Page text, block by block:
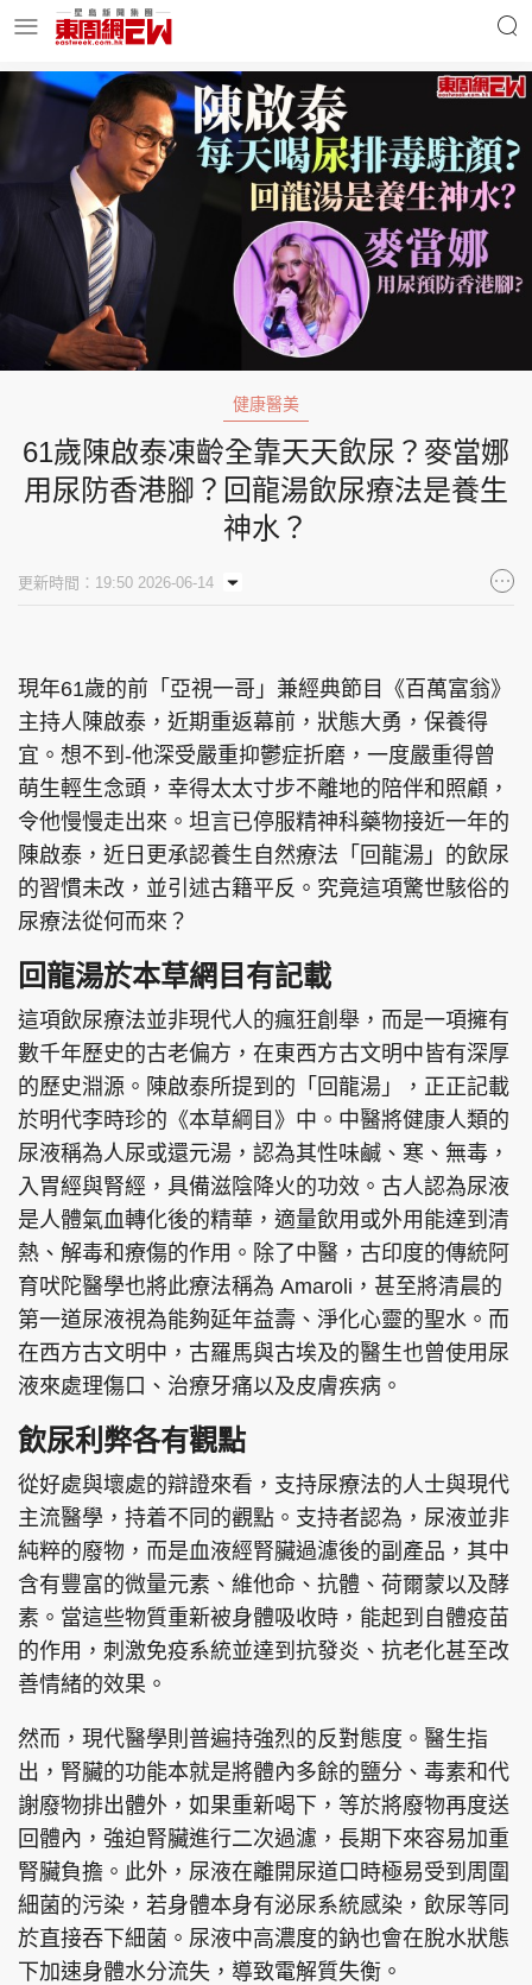
明星名人 時事財經
東周Ladies 優享生活
東周食玩通 會員活動
玄學靈異 東周專欄
東周刊 cazbuyer 東Touch
PCM 電腦廣場 星島頭條 星島日報
頭條日報
親子王 Oh!爸媽 JobMarket
頭條搵工 EDUPLUS
關於我們
聯絡我們
隱私政策聲明
使用條款
版權及免責聲明
©Eastweek.com.hk. All rights reserved.
健康醫美
61歲陳啟泰凍齡全靠天天飲尿？麥當娜
用尿防香港腳？回龍湯飲尿療法是養生
神水？
更新時間：19:50 2026-06-14
現年61歲的前「亞視一哥」兼經典節目《百萬富翁》
主持人陳啟泰，近期重返幕前，狀態大勇，保養得
宜。想不到-他深受嚴重抑鬱症折磨，一度嚴重得曾
萌生輕生念頭，幸得太太寸步不離地的陪伴和照顧，
令他慢慢走出來。坦言已停服精神科藥物接近一年的
陳啟泰，近日更承認養生自然療法「回龍湯」的飲尿
的習慣未改，並引述古籍平反。究竟這項驚世駭俗的
尿療法從何而來？
回龍湯於本草網目有記載
這項飲尿療法並非現代人的瘋狂創舉，而是一項擁有
數千年歷史的古老偏方，在東西方古文明中皆有深厚
的歷史淵源。陳啟泰所提到的「回龍湯」，正正記載
於明代李時珍的《本草綱目》中。中醫將健康人類的
尿液稱為人尿或還元湯，認為其性味鹹、寒、無毒，
入胃經與腎經，具備滋陰降火的功效。古人認為尿液
是人體氣血轉化後的精華，適量飲用或外用能達到清
熱、解毒和療傷的作用。除了中醫，古印度的傳統阿
育吠陀醫學也將此療法稱為 Amaroli，甚至將清晨的
第一道尿液視為能夠延年益壽、淨化心靈的聖水。而
在西方古文明中，古羅馬與古埃及的醫生也曾使用尿
液來處理傷口、治療牙痛以及皮膚疾病。
飲尿利弊各有觀點
從好處與壞處的辯證來看，支持尿療法的人士與現代
主流醫學，持着不同的觀點。支持者認為，尿液並非
純粹的廢物，而是血液經腎臟過濾後的副產品，其中
含有豐富的微量元素、維他命、抗體、荷爾蒙以及酵
素。當這些物質重新被身體吸收時，能起到自體疫苗
的作用，刺激免疫系統並達到抗發炎、抗老化甚至改
善情緒的效果。
然而，現代醫學則普遍持強烈的反對態度。醫生指
出，腎臟的功能本就是將體內多餘的鹽分、毒素和代
謝廢物排出體外，如果重新喝下，等於將廢物再度送
回體內，強迫腎臟進行二次過濾，長期下來容易加重
腎臟負擔。此外，尿液在離開尿道口時極易受到周圍
細菌的污染，若身體本身有泌尿系統感染，飲尿等同
於直接吞下細菌。尿液中高濃度的鈉也會在脫水狀態
下加速身體水分流失，導致電解質失衡。